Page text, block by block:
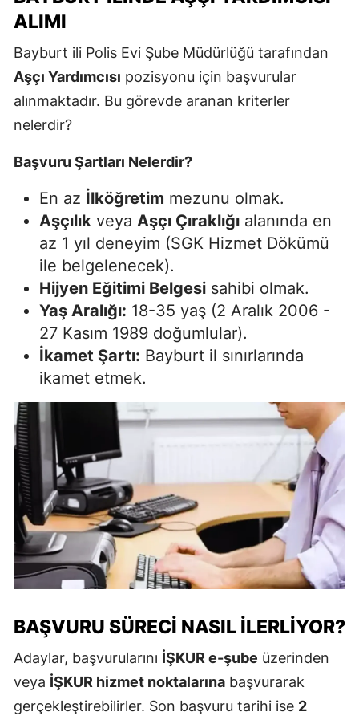
ALIMI
Bayburt ili Polis Evi Şube Müdürlüğü tarafından
Aşçı Yardımcısı pozisyonu için başvurular
alınmaktadır. Bu görevde aranan kriterler
nelerdir?
Başvuru Şartları Nelerdir?
En az İlköğretim mezunu olmak.
Aşçılık veya Aşçı Çıraklığı alanında en
az 1 yıl deneyim (SGK Hizmet Dökümü
ile belgelenecek).
Hijyen Eğitimi Belgesi sahibi olmak.
Yaş Aralığı: 18-35 yaş (2 Aralık 2006 -
27 Kasım 1989 doğumlular).
İkamet Şartı: Bayburt il sınırlarında
ikamet etmek.
BAŞVURU SÜRECI NASIL ILERLIYOR?
Adaylar, başvurularını İŞKUR e-şube üzerinden
veya İŞKUR hizmet noktalarına başvurarak
gerçekleştirebilirler. Son başvuru tarihi ise 2